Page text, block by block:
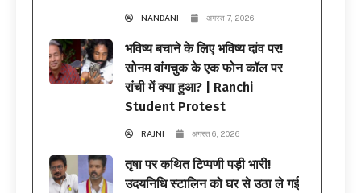
NANDANI अगस्त 7, 2026
भविष्य बचाने के लिए भविष्य दांव पर!
सोनम वांगचुक के एक फोन कॉल पर
रांची में क्या हुआ? | Ranchi
Student Protest
RAJNI अगस्त 6, 2026
तृषा पर कथित टिप्पणी पड़ी भारी!
उदयनिधि स्टालिन को घर से उठा ले गई